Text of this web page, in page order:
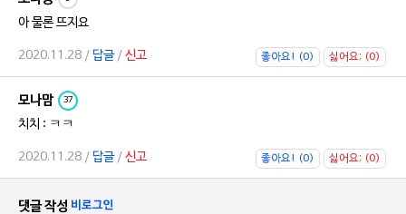
아 물론 뜨지요
2020.11.28 / 답글/ 신고 좋아요! (0) 싫어요; (0)
모나맘 37
치치 : ㅋㅋ
2020.11.28 / 답글/ 신고 좋아요! (0) 싫어요; (0)
댓글 작성 비로그인